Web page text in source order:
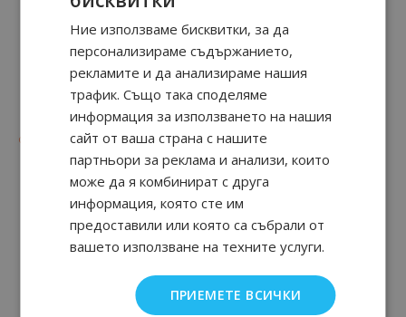
DRAKKAR NOIR
от 47€ / 45. 90лв.
DRAKKAR NOIR
от 23.47
Ние използваме бисквитки, за да
персонализираме съдържанието,
рекламите и да анализираме нашия
трафик. Също така споделяме
информация за използването на нашия
сайт от ваша страна с нашите
партньори за реклама и анализи, които
може да я комбинират с друга
информация, която сте им
предоставили или която са събрали от
вашето използване на техните услуги.
ПРИЕМЕТЕ ВСИЧКИ